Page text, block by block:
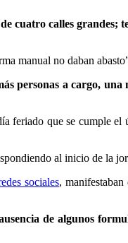
cuatro calles grandes;
manual no daban
personas a cargo,
feriado que se cumple el
al inicio de la
sociales,
de algunos